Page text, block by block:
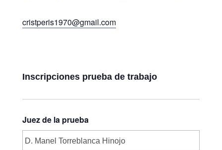
cristperis1970@gmail.com
Inscripciones prueba de trabajo
Juez de la prueba